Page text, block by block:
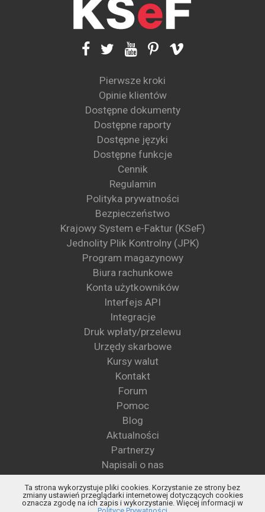
Pierwsze kroki
Opinie klientów
Dostępne dokumenty
Dostępne raporty
Dostępne języki
Dostępne funkcje
Cennik
Regulamin
Polityka prywatności
Bezpieczeństwo
Krajowy System e-Faktur (KSeF)
Jednolity Plik Kontrolny (JPK)
Program magazynowy
Biura rachunkowe
Konta użytkowników
Interfejs API
Integracje
Druk wpłaty/przelewu
Urzędy skarbowe
Kursy walut
Kontakt
Forum
Pomoc
Blog
Aktualności
Partnerzy
Napisali o nas
Blog KSeF
Status KSeF
Ta strona wykorzystuje pliki cookies. Korzystanie ze strony bez
zmiany ustawień przeglądarki internetowej dotyczących cookies
oznacza zgodę na ich zapis i wykorzystanie. Więcej informacji w